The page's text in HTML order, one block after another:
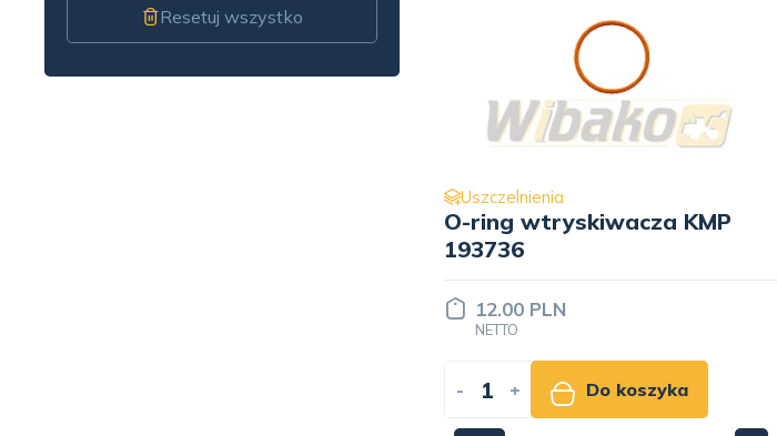
Resetuj wszystko
Uszczelnienia
O-ring wtryskiwacza KMP
193736
12.00 PLN
NETTO
- + Do koszyka